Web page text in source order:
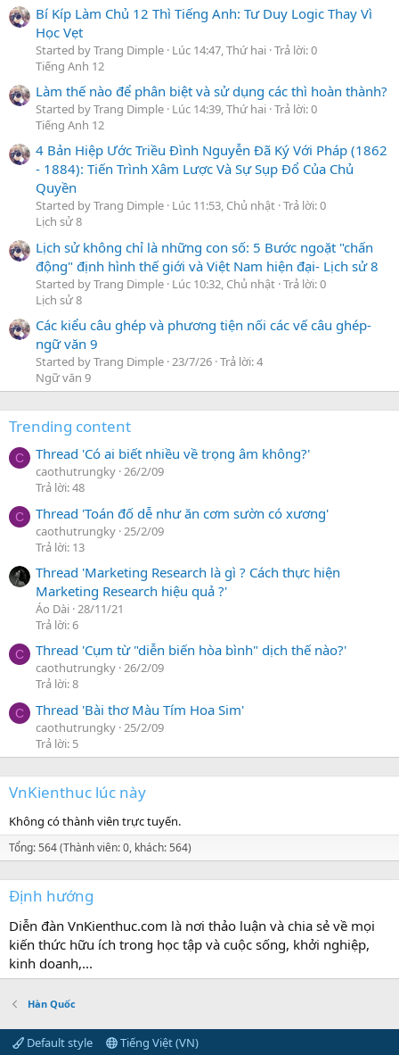
Bí Kíp Làm Chủ 12 Thì Tiếng Anh: Tư Duy Logic Thay Vì
Học Vẹt
Started by Trang Dimple Lúc 14:47, Thứ hai Trả lời: 0
Tiếng Anh 12
Làm thế nào để phân biệt và sử dụng các thì hoàn thành?
Started by Trang Dimple Lúc 14:39, Thứ hai Trả lời: 0
Tiếng Anh 12
4 Bản Hiệp Ước Triều Đình Nguyễn Đã Ký Với Pháp (1862
- 1884): Tiến Trình Xâm Lược Và Sự Sụp Đổ Của Chủ
Quyền
Started by Trang Dimple Lúc 11:53, Chủ nhật Trả lời: 0
Lịch sử 8
Lịch sử không chỉ là những con số: 5 Bước ngoặt "chấn
động" định hình thế giới và Việt Nam hiện đại- Lịch sử 8
Started by Trang Dimple Lúc 10:32, Chủ nhật Trả lời: 0
Lịch sử 8
Các kiểu câu ghép và phương tiện nối các vế câu ghép-
ngữ văn 9
Started by Trang Dimple 23/7/26 Trả lời: 4
Ngữ văn 9
Trending content
C Thread 'Có ai biết nhiều về trọng âm không?'
caothutrungky 26/2/09
Trả lời: 48
C Thread 'Toán đố dễ như ăn cơm sườn có xương'
caothutrungky 25/2/09
Trả lời: 13
Thread 'Marketing Research là gì ? Cách thực hiện
Marketing Research hiệu quả ?'
Áo Dài 28/11/21
Trả lời: 6
C Thread 'Cụm từ "diễn biến hòa bình" dịch thế nào?'
caothutrungky 26/2/09
Trả lời: 8
C Thread 'Bài thơ Màu Tím Hoa Sim'
caothutrungky 25/2/09
Trả lời: 5
VnKienthuc lúc này
Không có thành viên trực tuyến.
Tổng: 564 (Thành viên: 0, khách: 564)
Định hướng
Diễn đàn VnKienthuc.com là nơi thảo luận và chia sẻ về mọi
kiến thức hữu ích trong học tập và cuộc sống, khởi nghiệp,
kinh doanh,...
Hàn Quốc
Default style Tiếng Việt (VN)